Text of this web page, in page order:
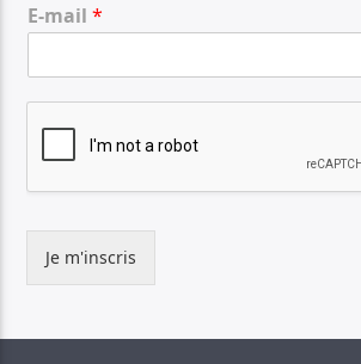
E-mail*
Je m'inscris